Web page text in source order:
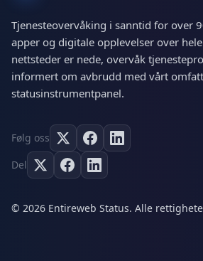
Tjenesteovervåking i sanntid for over
apper og digitale opplevelser over
nettsteder er nede, overvåk
informert om avbrudd med vårt
statusinstrumentpanel.
Følg oss
Del
© 2026 Entireweb Status. Alle